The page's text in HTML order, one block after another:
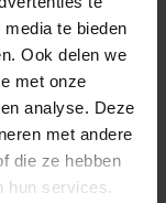
te bieden
Ook delen we
met onze
analyse. Deze
met andere
die ze hebben
services.